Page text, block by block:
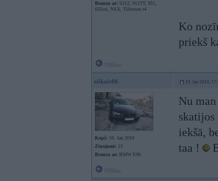
Braucu ar: S212, 911TT, 951,
635csi, NSX, Tillotson t4
Ko
priekš
siikais66 10. Jan 2010,
Kopš: 10. Jan 2010
Ziņojumi: 13
Braucu ar: BMW E90
Nu
iekšā,
taa !